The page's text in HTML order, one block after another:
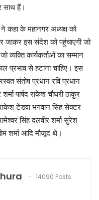
साथ हैं।
कहा के महानगर अध्यक्ष को
जाकर इस संदेश को पहुंचाएगी जो
जो व्यक्ति कार्यकर्ताओं का सम्मान
प्रभाव से हटाना चाहिए। इस
संतोष प्रधान रवि प्रधान
पार्षद राकेश चौधरी ठाकुर
टेंडवा भगवान सिंह सेक्टर
सिंह दलवीर शर्मा सुरेश
शर्मा आदि मौजूद थे।
14090 Posts